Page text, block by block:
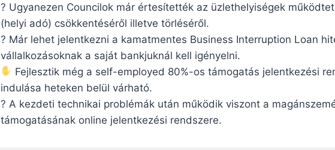
? Ugyanezen Councilok már értesítették az üzlethelyiségek
(helyi adó) csökkentéséről illetve törléséről.
? Már lehet jelentkezni a kamatmentes Business Interruption Loan
vállalkozásoknak a saját bankjuknál kell igényelni.
Fejlesztik még a self-employed 80%-os támogatás jelentkezési
indulása heteken belül várható.
? A kezdeti technikai problémák után működik viszont a
támogatásának online jelentkezési rendszere.